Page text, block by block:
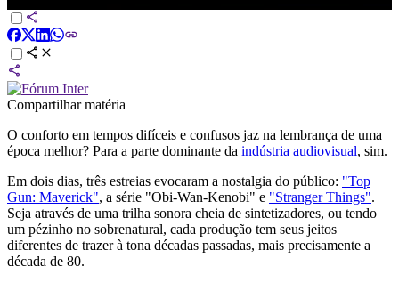
Compartilhar matéria
O conforto em tempos difíceis e confusos jaz na lembrança de uma
época melhor? Para a parte dominante da indústria audiovisual, sim.
Em dois dias, três estreias evocaram a nostalgia do público: "Top
Gun: Maverick", a série "Obi-Wan-Kenobi" e "Stranger Things".
Seja através de uma trilha sonora cheia de sintetizadores, ou tendo
um pézinho no sobrenatural, cada produção tem seus jeitos
diferentes de trazer à tona décadas passadas, mais precisamente a
década de 80.